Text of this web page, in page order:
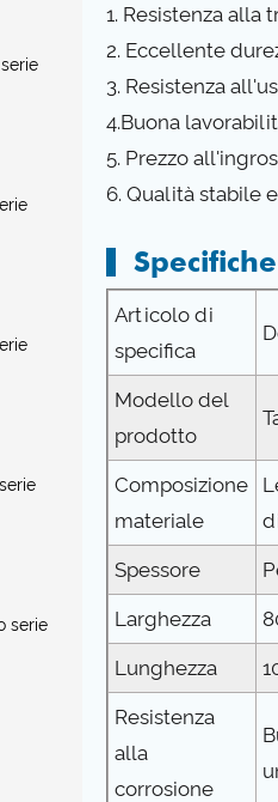
serie
1. Resistenza alla
2. Eccellente
3. Resistenza
4.Buona
5. Prezzo
6. Qualità stabile
Articolo di
specifica
Modello del
prodotto
Composizione
materiale
Spessore
Larghezza
Lunghezza
Resistenza
alla
corrosione